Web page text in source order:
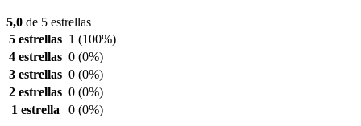
5,0 de 5 estrellas
5 estrellas 1 (100%)
4 estrellas 0 (0%)
3 estrellas 0 (0%)
2 estrellas 0 (0%)
1 estrella
0 (0%)